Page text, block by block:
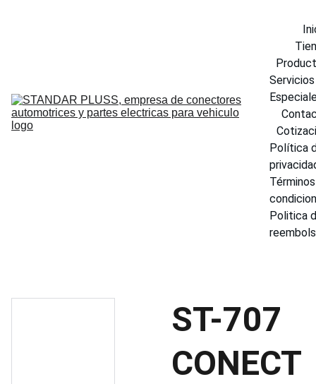
Servicios
Política
Politica
ST-707
CONECT